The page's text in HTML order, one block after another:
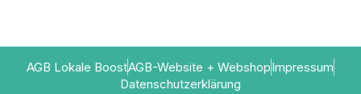
AGB Lokale BoostAGB-Website + WebshopImpressum
Datenschutzerklärung